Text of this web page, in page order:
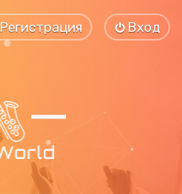
Вход
Регистрация